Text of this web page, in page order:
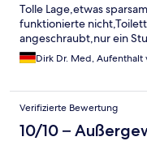
Tolle Lage,etwas
funktionierte
angeschraubt,nur ein
Dirk Dr. Med, Aufenthalt
Verifizierte Bewertung
10/10 –